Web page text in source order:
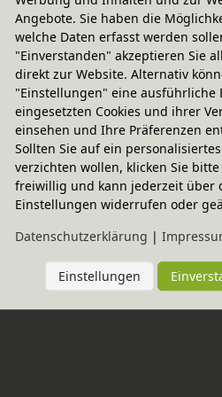
Werther
Sie haben Fragen?
Wird oft zusammen
-20% Code
Zipfel Hocker groß,
Möbelmanufaktur
Angebote. Sie haben die
welche Daten erfasst werden
"Einverstanden" akzeptieren Sie
direkt zur Website. Alternativ
"Einstellungen" eine ausführliche
eingesetzten Cookies und ihrer
einsehen und Ihre Präferenzen
Sollten Sie auf ein
verzichten wollen, klicken Sie bitte
freiwillig und kann jederzeit über
Einstellungen widerrufen oder
Daten­schutz­erklärung |
Einstellungen